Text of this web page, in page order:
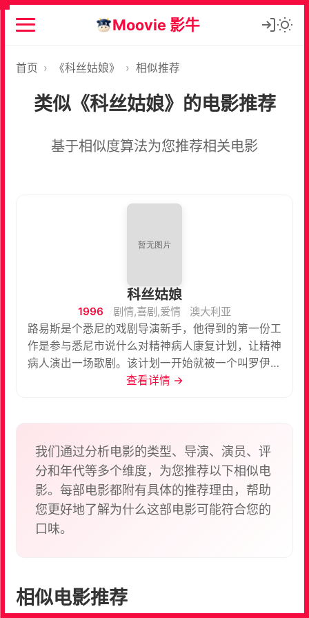
Moovie 影牛
首页 › 《科丝姑娘》 › 相似推荐
类似《科丝姑娘》的电影推荐
基于相似度算法为您推荐相关电影
科丝姑娘
1996 剧情,喜剧,爱情
澳大利亚
路易斯是个悉尼的戏剧导演新手，他得到的第一份工
作是参与悉尼市说什么对精神病人康复计划，让精神
病人演出一场歌剧。该计划一开始就被一个叫罗伊的
病人弄得鸡飞狗跳，他狂想自己是莫扎特。没有一个
解决了。演出得到了极大的欢迎。
查看详情 →
我们通过分析电影的类型、导演、演员、评
分和年代等多个维度，为您推荐以下相似电
影。每部电影都附有具体的推荐理由，帮助
您更好地了解为什么这部电影可能符合您的
口味。
相似电影推荐